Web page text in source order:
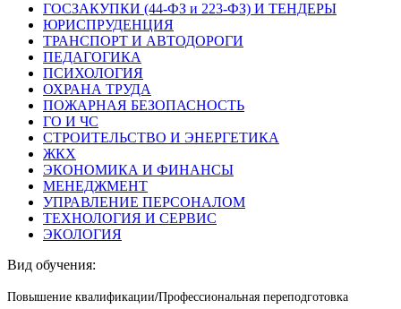
ГОСЗАКУПКИ (44-ФЗ и 223-ФЗ) И ТЕНДЕРЫ
ЮРИСПРУДЕНЦИЯ
ТРАНСПОРТ И АВТОДОРОГИ
ПЕДАГОГИКА
ПСИХОЛОГИЯ
ОХРАНА ТРУДА
ПОЖАРНАЯ БЕЗОПАСНОСТЬ
ГО И ЧС
СТРОИТЕЛЬСТВО И ЭНЕРГЕТИКА
ЖКХ
ЭКОНОМИКА И ФИНАНСЫ
МЕНЕДЖМЕНТ
УПРАВЛЕНИЕ ПЕРСОНАЛОМ
ТЕХНОЛОГИЯ И СЕРВИС
ЭКОЛОГИЯ
Вид обучения:
Повышение квалификации/Профессиональная переподготовка